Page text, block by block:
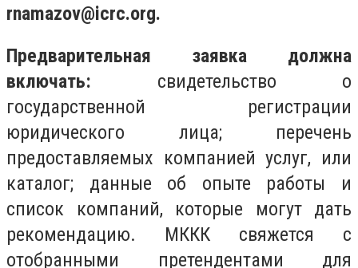
rnamazov@icrc.org.
Предварительная заявка должна
включать: свидетельство о
государственной регистрации
юридического лица; перечень
предоставляемых компанией услуг, или
каталог; данные об опыте работы и
список компаний, которые могут дать
рекомендацию. МККК свяжется с
отобранными претендентами для